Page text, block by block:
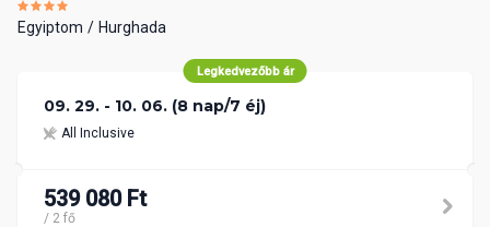
Egyiptom Hurghada
Legkedvezőbb ár
09. 29. - 10. 06. (8 nap/7 éj)
All Inclusive
539 080 Ft
/ 2 fő